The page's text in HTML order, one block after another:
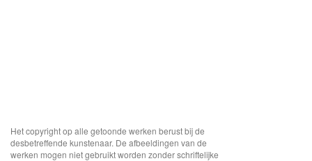
Het copyright op alle getoonde werken berust bij de
desbetreffende kunstenaar. De afbeeldingen van de
werken mogen niet gebruikt worden zonder schriftelijke